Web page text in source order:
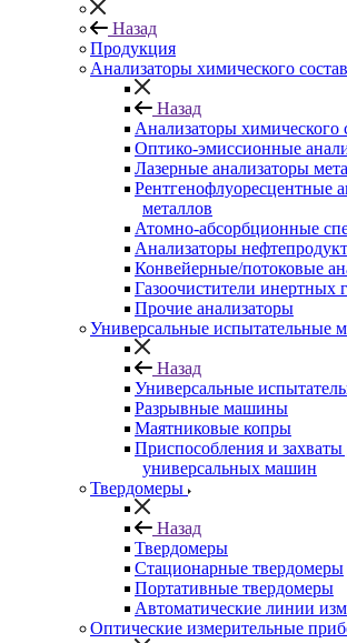
Назад
Продукция
Анализаторы химического
Назад
Анализаторы химического
Оптико-эмиссионные
Лазерные анализаторы
Рентгенофлуоресцентные
металлов
Атомно-абсорбционные
Анализаторы
Конвейерные/потоковые
Газоочистители инертных
Прочие анализаторы
Универсальные испытательные
Назад
Универсальные
Разрывные машины
Маятниковые копры
Приспособления и захваты
универсальных машин
Твердомеры
Назад
Твердомеры
Стационарные твердомеры
Портативные твердомеры
Автоматические линии
Оптические измерительные